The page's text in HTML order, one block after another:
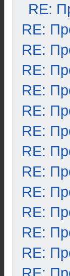
RE:
RE:
RE:
RE:
RE:
RE:
RE:
RE:
RE:
RE:
RE:
RE:
RE: